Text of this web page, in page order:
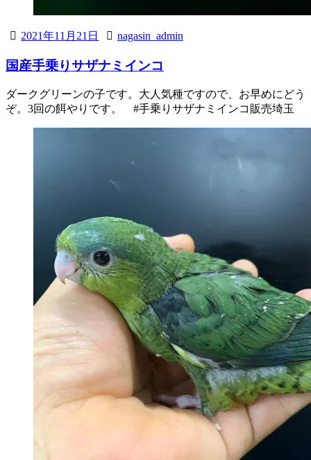
2021年11月21日 nagasin_admin
国産手乗りサザナミインコ
ダークグリーンの子です。大人気種ですので、お早めにどう
ぞ。3回の餌やりです。 #手乗りサザナミインコ販売埼玉